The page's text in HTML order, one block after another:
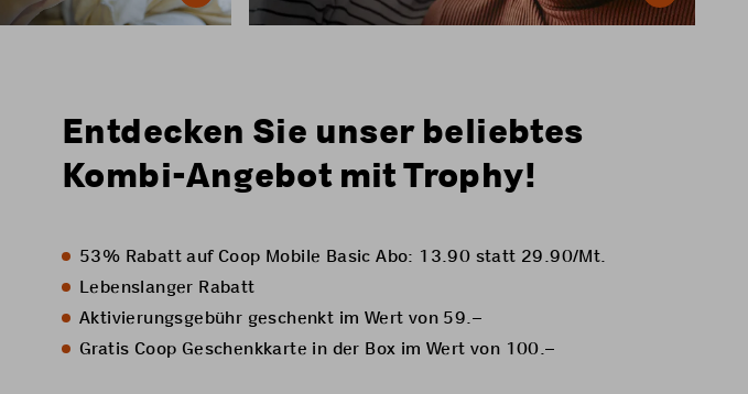
Entdecken Sie unser beliebtes
Kombi-Angebot mit Trophy!
53% Rabatt auf Coop Mobile Basic Abo: 13.90 statt 29.90/Mt.
Lebenslanger Rabatt
Aktivierungsgebühr geschenkt im Wert von 59.–
Gratis Coop Geschenkkarte in der Box im Wert von 100.–